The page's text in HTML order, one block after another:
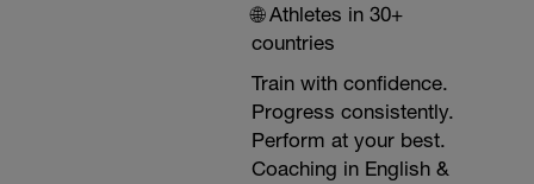
🌐 Athletes in 30+
countries
Train with confidence.
Progress consistently.
Perform at your best.
Coaching in English &